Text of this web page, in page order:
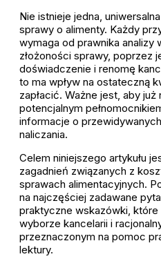
Nie istnieje jedna,
sprawy o alimenty. Każdy
wymaga od prawnika analizy
złożoności sprawy, poprzez
doświadczenie i renomę
to ma wpływ na ostateczną
zapłacić. Ważne jest, aby
potencjalnym
informacje o
naliczania.
Celem niniejszego artykułu
zagadnień związanych z
sprawach alimentacyjnych.
na najczęściej zadawane
praktyczne wskazówki,
wyborze kancelarii i
przeznaczonym na pomoc
lektury.